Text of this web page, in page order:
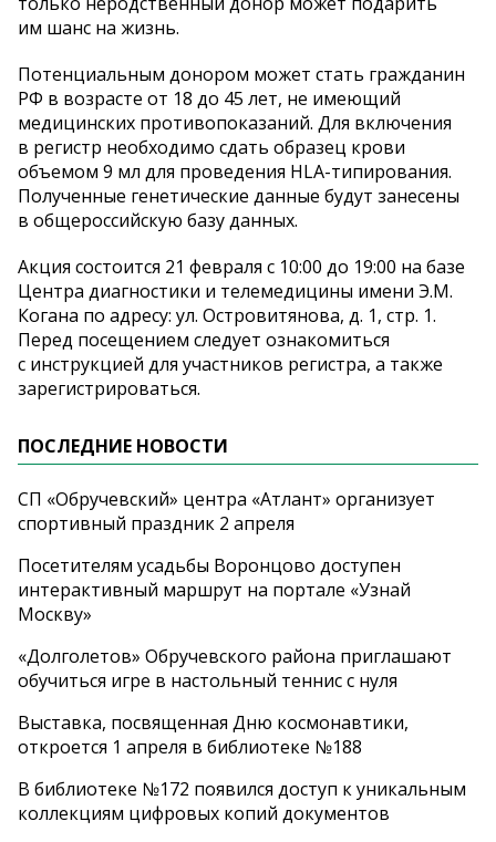
им шанс на жизнь.
Потенциальным донором может стать гражданин
РФ в возрасте от 18 до 45 лет, не имеющий
медицинских противопоказаний. Для включения
в регистр необходимо сдать образец крови
объемом 9 мл для проведения HLA-типирования.
Полученные генетические данные будут занесены
в общероссийскую базу данных.
Акция состоится 21 февраля с 10:00 до 19:00 на базе
Центра диагностики и телемедицины имени Э.М.
Когана по адресу: ул. Островитянова, д. 1, стр. 1.
Перед посещением следует ознакомиться
с инструкцией для участников регистра, а также
зарегистрироваться.
ПОСЛЕДНИЕ НОВОСТИ
СП «Обручевский» центра «Атлант» организует
спортивный праздник 2 апреля
Посетителям усадьбы Воронцово доступен
интерактивный маршрут на портале «Узнай
Москву»
«Долголетов» Обручевского района приглашают
обучиться игре в настольный теннис с нуля
Выставка, посвященная Дню космонавтики,
откроется 1 апреля в библиотеке №188
В библиотеке №172 появился доступ к уникальным
коллекциям цифровых копий документов